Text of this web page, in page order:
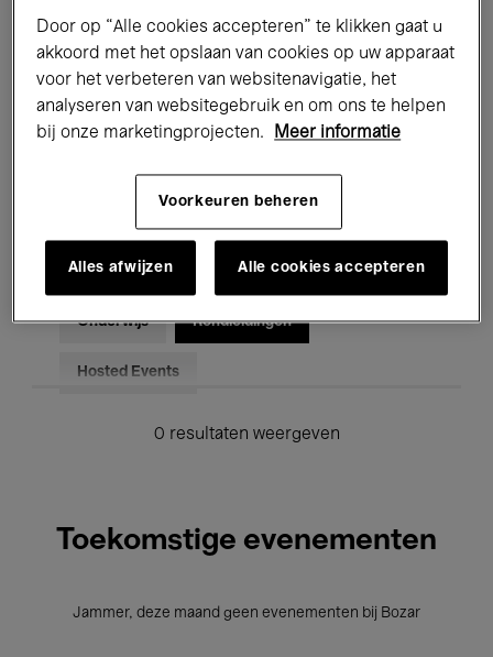
Tentoonstellingen Films
Performances Lezingen & Debatten
Jazz Klassieke Muziek Global Music
Voor iedereen Kids’ Palace
Onderwijs Rondleidingen
Hosted Events
0 resultaten weergeven
Toekomstige evenementen
Jammer, deze maand geen evenementen bij Bozar
Door op “Alle cookies accepteren” te klikken gaat u
akkoord met het opslaan van cookies op uw apparaat
voor het verbeteren van websitenavigatie, het
analyseren van websitegebruik en om ons te helpen
bij onze marketingprojecten.
Meer informatie
Voorkeuren beheren
Alles afwijzen Alle cookies accepteren